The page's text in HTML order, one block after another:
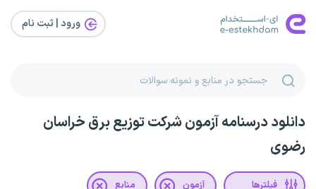
ورود | ثبت‌ نام
دانلود درسنامه آزمون شرکت توزیع برق خراسان
رضوی
فیلترها آزمون منابع